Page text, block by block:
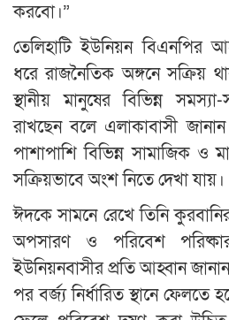
করবো।”
তেলিহাটি ইউনিয়ন বিএনপির
ধরে রাজনৈতিক অঙ্গনে
স্থানীয় মানুষের বিভিন্ন
রাখছেন বলে এলাকাবাসী
পাশাপাশি বিভিন্ন সামাজিক ও
সক্রিয়ভাবে অংশ নিতে দেখা যায়।
ঈদকে সামনে রেখে তিনি
অপসারণ ও পরিবেশ
ইউনিয়নবাসীর প্রতি আহ্বান
পর বর্জ্য নির্ধারিত স্থানে ফেলতে